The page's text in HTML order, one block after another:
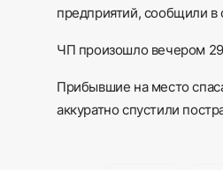
предприятий, сообщили
ЧП произошло вечером
Прибывшие на место
аккуратно спустили